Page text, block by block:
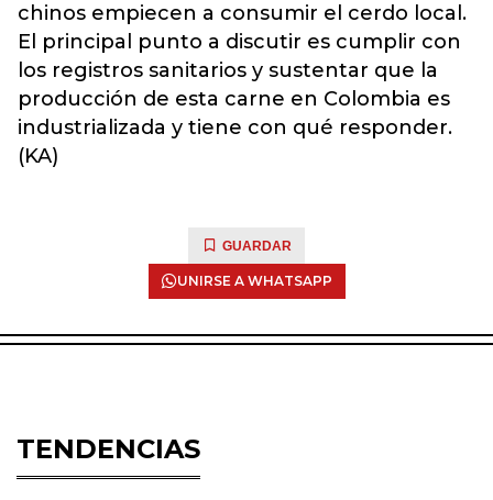
chinos empiecen a consumir el cerdo local.
El principal punto a discutir es cumplir con
los registros sanitarios y sustentar que la
producción de esta carne en Colombia es
industrializada y tiene con qué responder.
(KA)
GUARDAR
UNIRSE A WHATSAPP
TENDENCIAS